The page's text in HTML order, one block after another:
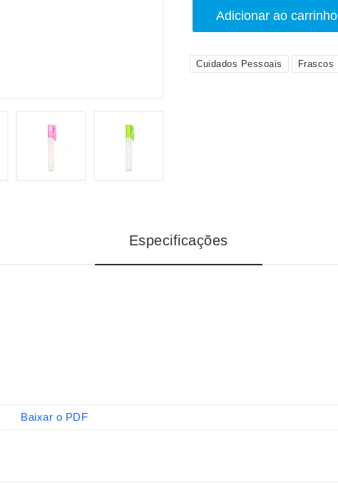
Adicionar ao carrinho
Cuidados Pessoais Frascos
Especificações
Baixar o PDF